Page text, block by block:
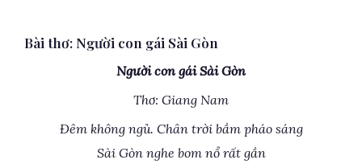
Bài thơ: Người con gái Sài Gòn
Người con gái Sài Gòn
Thơ: Giang Nam
Đêm không ngủ. Chân trời bầm pháo sáng
Sài Gòn nghe bom nổ rất gần